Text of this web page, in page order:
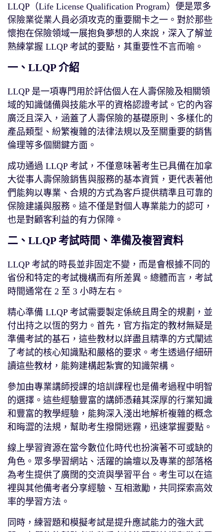
LLQP（Life License Qualification Program）便是眾多
保險業從業人員必須攻克的重要關卡之一。對於那些
懷抱在保險領域一展抱負夢想的人來說，深入了解並
熟練掌握 LLQP 考試的要點，其重要性不言而喻。
一、LLQP 介紹
LLQP 是一項專門用於評估個人在人壽保險及相關領
域的知識儲備與技能水平的資格認證考試。它的內容
廣泛且深入，涵蓋了人壽保險的基礎原則、多樣化的
產品類型、紛繁複雜的法律法規以及至關重要的銷售
倫理等多個關鍵方面。
成功通過 LLQP 考試，不僅意味著考生已具備在加拿
大從事人壽保險銷售與服務的基本資質，更代表著他
們能夠以專業、合規的方式為客戶提供精準且可靠的
保險建議與服務。這不僅是對個人專業能力的認可，
也是對顧客利益的有力保障。
二、LLQP 考試時間、準備及複習資料
LLQP 考試的時長並非固定不變，而是會根據不同的
省份和特定的考試機構而有所差異。總體而言，考試
時間通常在 2 至 3 小時左右。
精心準備 LLQP 考試需要製定係統且周全的規劃，並
付出持之以恆的努力。首先，官方指定的教材無疑是
準備考試的基石，這些教材以詳盡且精準的方式闡述
了考試的核心知識點和嚴格的要求。考生透過仔細研
讀這些教材，能夠建構起紮實的知識架構。
參加由專業講師授課的培訓課程也是備考過程中明智
的選擇。這些經驗豐富的講師憑藉其深厚的行業知識
和豐富的教學經驗，能夠深入淺出地解析複雜的概念
和晦澀的法規，幫助考生撥開迷霧，迅速掌握要點。
線上學習資源在當今數位化時代也扮演著不可或缺的
角色。眾多學習網站、活躍的論壇以及專業的部落格
為考生提供了廣闊的交流與學習平台。考生可以在這
裡與其他備考者分享經驗、互相激勵，共同探索高效
率的學習方法。
同時，練習題和模擬考試是提升應試能力的強大武